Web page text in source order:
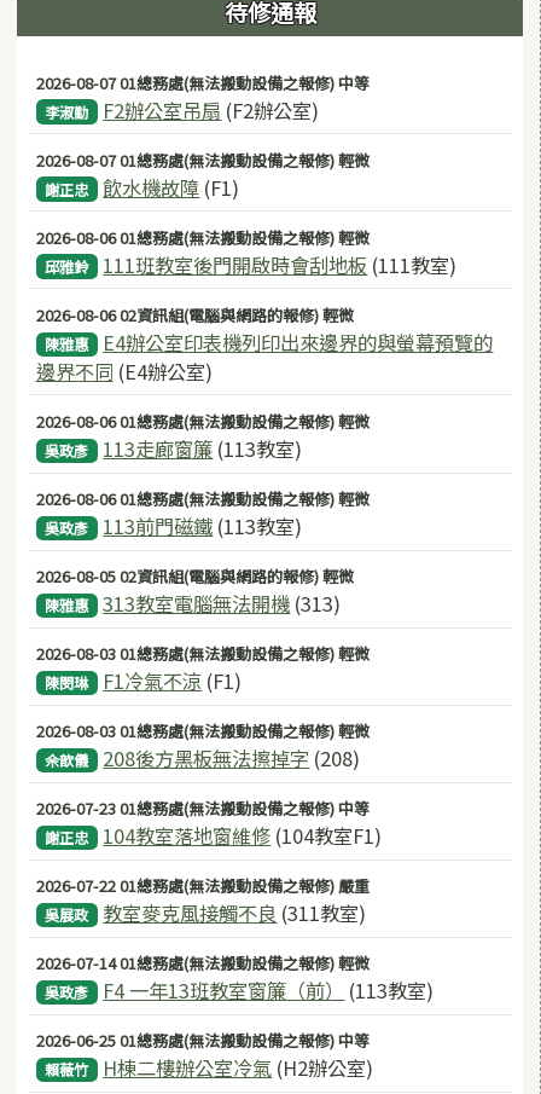
待修通報
2026-08-07 01總務處(無法搬動設備之報修) 中等
李淑勤 F2辦公室吊扇 (F2辦公室)
2026-08-07 01總務處(無法搬動設備之報修) 輕微
謝正忠 飲水機故障 (F1)
2026-08-06 01總務處(無法搬動設備之報修) 輕微
邱雅鈴 111班教室後門開啟時會刮地板 (111教室)
2026-08-06 02資訊組(電腦與網路的報修) 輕微
陳雅惠
E4辦公室印表機列印出來邊界的與螢幕預覽的
邊界不同 (E4辦公室)
2026-08-06 01總務處(無法搬動設備之報修) 輕微
吳政彥 113走廊窗簾 (113教室)
2026-08-06 01總務處(無法搬動設備之報修) 輕微
吳政彥 113前門磁鐵 (113教室)
2026-08-05 02資訊組(電腦與網路的報修) 輕微
陳雅惠 313教室電腦無法開機 (313)
2026-08-03 01總務處(無法搬動設備之報修) 輕微
陳閔琳 F1冷氣不涼 (F1)
2026-08-03 01總務處(無法搬動設備之報修) 輕微
佘歆儀 208後方黑板無法擦掉字 (208)
2026-07-23 01總務處(無法搬動設備之報修) 中等
謝正忠 104教室落地窗維修 (104教室F1)
2026-07-22 01總務處(無法搬動設備之報修) 嚴重
吳展政 教室麥克風接觸不良 (311教室)
2026-07-14 01總務處(無法搬動設備之報修) 輕微
吳政彥 F4 一年13班教室窗簾（前） (113教室)
2026-06-25 01總務處(無法搬動設備之報修) 中等
賴薇竹 H棟二樓辦公室冷氣 (H2辦公室)